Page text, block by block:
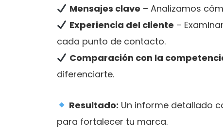
Mensajes clave – Analizamos
Experiencia del cliente –
cada punto de contacto.
Comparación con la
diferenciarte.
Resultado: Un informe detallado
para fortalecer tu marca.